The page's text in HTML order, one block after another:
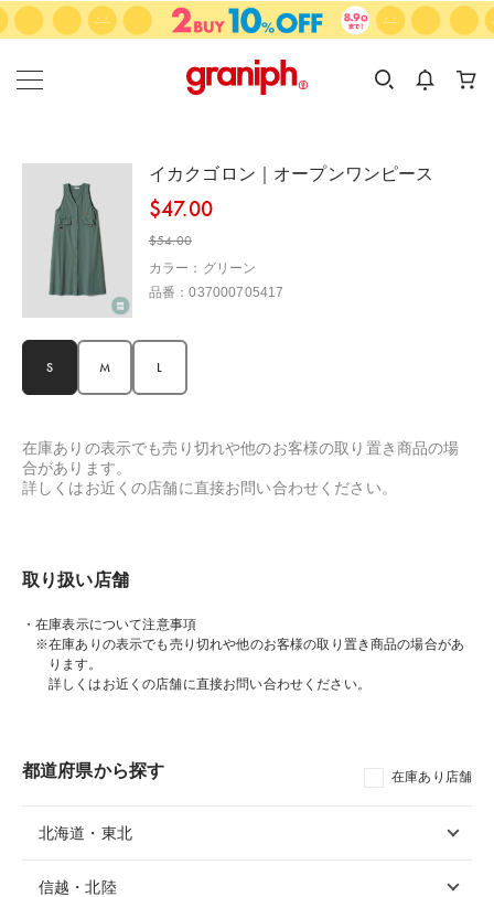
カテゴリーから探す
KIDS
カテゴリ
サイズ
イカクゴロン｜オープンワンピース
$‌47.00
$‌54.00
カラー：グリーン
品番：037000705417
S M L
在庫ありの表示でも売り切れや他のお客様の取り置き商品の場
合があります。
詳しくはお近くの店舗に直接お問い合わせください。
取り扱い店舗
・在庫表示について注意事項
※在庫ありの表示でも売り切れや他のお客様の取り置き商品の場合があ
ります。
詳しくはお近くの店舗に直接お問い合わせください。
都道府県から探す 在庫あり店舗
北海道・東北
信越・北陸